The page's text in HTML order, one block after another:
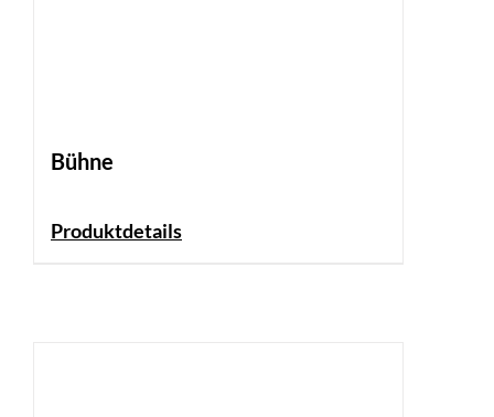
Bühne
Produktdetails